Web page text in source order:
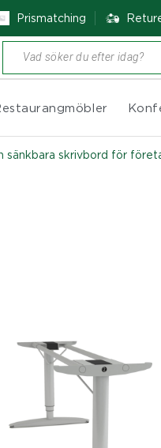
Prismatching
Produktsökning
sänkbara skrivbord för